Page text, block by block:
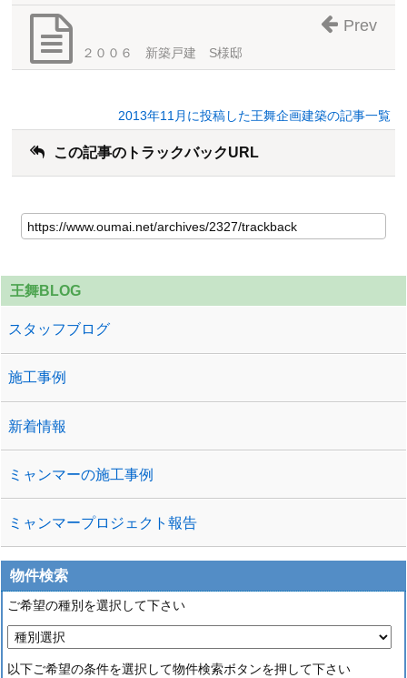
２００６ 新築戸建 S様邸
Prev
2013年11月に投稿した王舞企画建築の記事一覧
この記事のトラックバックURL
王舞BLOG
スタッフブログ
施工事例
新着情報
ミャンマーの施工事例
ミャンマープロジェクト報告
物件検索
ご希望の種別を選択して下さい
以下ご希望の条件を選択して物件検索ボタンを押して下さい